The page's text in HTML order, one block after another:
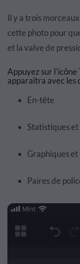
Il y a trois
cette photo pour
et la valve de
Appuyez sur l'icône
apparaîtra avec les
En-tête
Statistiques
Graphiques
Paires de